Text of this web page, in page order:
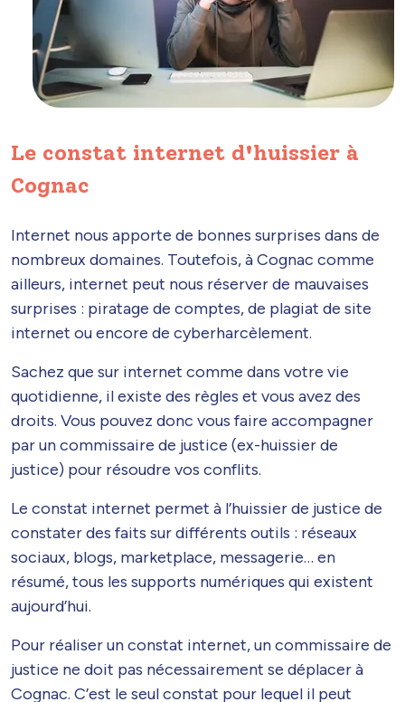
Le constat internet d'huissier à
Cognac
Internet nous apporte de bonnes surprises dans de
nombreux domaines. Toutefois, à Cognac comme
ailleurs, internet peut nous réserver de mauvaises
surprises : piratage de comptes, de plagiat de site
internet ou encore de cyberharcèlement.
Sachez que sur internet comme dans votre vie
quotidienne, il existe des règles et vous avez des
droits. Vous pouvez donc vous faire accompagner
par un commissaire de justice (ex-huissier de
justice) pour résoudre vos conflits.
Le constat internet permet à l’huissier de justice de
constater des faits sur différents outils : réseaux
sociaux, blogs, marketplace, messagerie… en
résumé, tous les supports numériques qui existent
aujourd’hui.
Pour réaliser un constat internet, un commissaire de
justice ne doit pas nécessairement se déplacer à
Cognac. C’est le seul constat pour lequel il peut